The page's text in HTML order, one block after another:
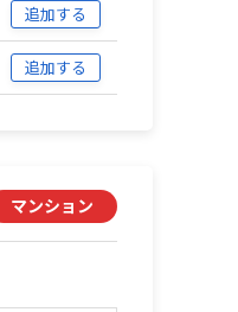
追加する
追加する
マンション